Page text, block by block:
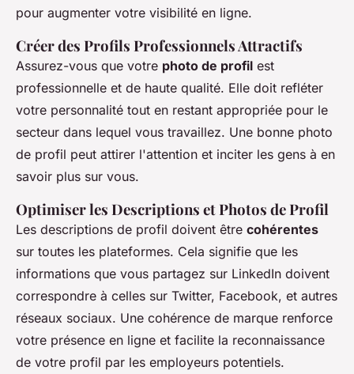
pour augmenter votre visibilité en ligne.
Créer des Profils Professionnels Attractifs
Assurez-vous que votre photo de profil est
professionnelle et de haute qualité. Elle doit refléter
votre personnalité tout en restant appropriée pour le
secteur dans lequel vous travaillez. Une bonne photo
de profil peut attirer l'attention et inciter les gens à en
savoir plus sur vous.
Optimiser les Descriptions et Photos de Profil
Les descriptions de profil doivent être cohérentes
sur toutes les plateformes. Cela signifie que les
informations que vous partagez sur LinkedIn doivent
correspondre à celles sur Twitter, Facebook, et autres
réseaux sociaux. Une cohérence de marque renforce
votre présence en ligne et facilite la reconnaissance
de votre profil par les employeurs potentiels.